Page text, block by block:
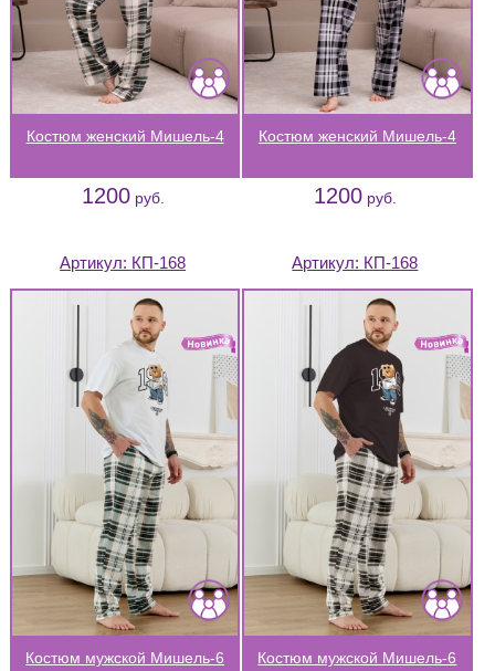
Костюм женский Мишель-4
1200руб.
Костюм женский Мишель-4
1200руб.
Артикул: КП-168
Костюм мужской Мишель-6
Артикул: КП-168
Костюм мужской Мишель-6